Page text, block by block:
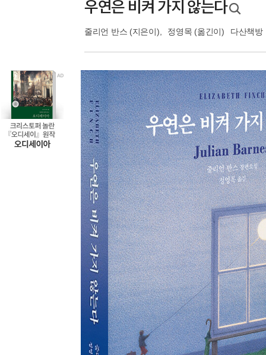
우연은 비켜 가지 않는다
줄리언 반스 (지은이), 정영목 (옮긴이) 다산책방